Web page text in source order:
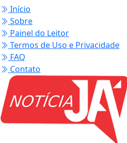
Início
Sobre
Painel do Leitor
Termos de Uso e Privacidade
FAQ
Contato